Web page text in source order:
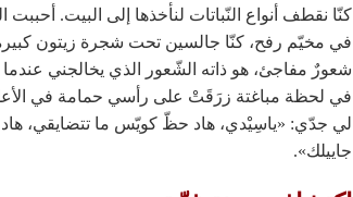
كنّا نقطف أنواع النّباتات لنأخذها إلى البيت. أحببت
في مخيّم رفح، كنّا جالسين تحت شجرة زيتون
شعورٌ مفاجئ، هو ذاته الشّعور الذي يخالجني
في لحظة مباغتة زرَقَتْ على رأسي حمامة في
لي جدّي: «ياسِيْدي، هاد حظّ كويّس ما تتضايقي، هاد
جاييلك».